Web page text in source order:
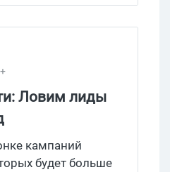
Ловим лиды
кампаний
будет больше